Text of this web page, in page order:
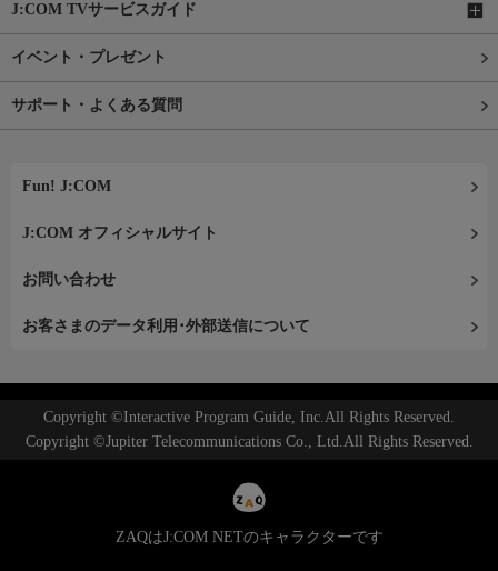
J:COM TVサービスガイド
イベント・プレゼント
サポート・よくある質問
Fun! J:COM
J:COM オフィシャルサイト
お問い合わせ
お客さまのデータ利用･外部送信について
Copyright ©Interactive Program Guide, Inc.All Rights Reserved.
Copyright ©Jupiter Telecommunications Co., Ltd.All Rights Reserved.
ZAQはJ:COM NETのキャラクターです